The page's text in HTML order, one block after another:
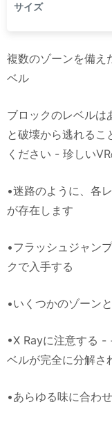
サイズ
複数のゾーンを備え
ベル
ブロックのレベルは
と破壊から逃れるこ
ください - 珍しい
•迷路のように、各
が存在します
•フラッシュジャン
クで入手する
•いくつかのゾーン
•X Rayに注意する -
ベルが完全に分解さ
•あらゆる味に合わ